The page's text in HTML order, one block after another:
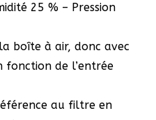
25 % – Pression
boîte à air, donc avec
fonction de l’entrée
au filtre en